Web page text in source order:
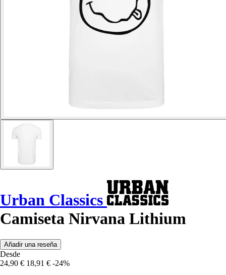
Urban Classics
Camiseta Nirvana Lithium
Añadir una reseña
Desde
24,90 € 18,91 € -24%